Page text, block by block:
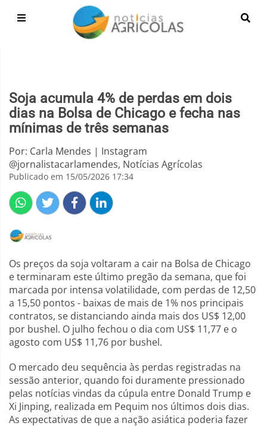
Soja acumula 4% de perdas em dois
dias na Bolsa de Chicago e fecha nas
mínimas de três semanas
Por: Carla Mendes | Instagram
@jornalistacarlamendes, Notícias Agrícolas
Publicado em 15/05/2026 17:34
Os preços da soja voltaram a cair na Bolsa de Chicago
e terminaram este último pregão da semana, que foi
marcada por intensa volatilidade, com perdas de 12,50
a 15,50 pontos - baixas de mais de 1% nos principais
contratos, se distanciando ainda mais dos US$ 12,00
por bushel. O julho fechou o dia com US$ 11,77 e o
agosto com US$ 11,76 por bushel.
O mercado deu sequência às perdas registradas na
sessão anterior, quando foi duramente pressionado
pelas notícias vindas da cúpula entre Donald Trump e
Xi Jinping, realizada em Pequim nos últimos dois dias.
As expectativas de que a nação asiática poderia fazer